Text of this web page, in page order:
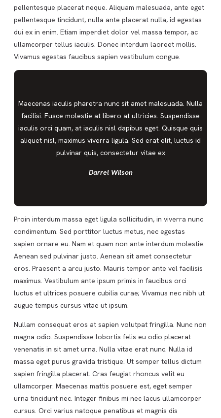
pellentesque placerat neque. Aliquam malesuada, ante eget
pellentesque tincidunt, nulla ante placerat nulla, id egestas
dui ex in enim. Etiam imperdiet dolor vel massa tempor, ac
ullamcorper tellus iaculis. Donec interdum laoreet mollis.
Vivamus egestas faucibus sapien vestibulum congue.
Maecenas iaculis pharetra nunc sit amet malesuada. Nulla
facilisi. Fusce molestie at libero at ultricies. Suspendisse
iaculis orci quam, at iaculis nisl dapibus eget. Quisque quis
aliquet nisl, maximus viverra ligula. Sed erat elit, luctus id
pulvinar quis, consectetur vitae ex
Darrel Wilson
Proin interdum massa eget ligula sollicitudin, in viverra nunc
condimentum. Sed porttitor luctus metus, nec egestas
sapien ornare eu. Nam et quam non ante interdum molestie.
Aenean sed pulvinar justo. Aenean sit amet consectetur
eros. Praesent a arcu justo. Mauris tempor ante vel facilisis
maximus. Vestibulum ante ipsum primis in faucibus orci
luctus et ultrices posuere cubilia curae; Vivamus nec nibh ut
augue tempus cursus vitae ut ipsum.
Nullam consequat eros at sapien volutpat fringilla. Nunc non
magna odio. Suspendisse lobortis felis eu odio placerat
venenatis in sit amet urna. Nulla vitae erat nunc. Nulla id
massa eget purus gravida tristique. Ut semper tellus dictum
sapien fringilla placerat. Cras feugiat rhoncus velit eu
ullamcorper. Maecenas mattis posuere est, eget semper
urna tincidunt nec. Integer finibus mi nec lacus ullamcorper
cursus. Orci varius natoque penatibus et magnis dis